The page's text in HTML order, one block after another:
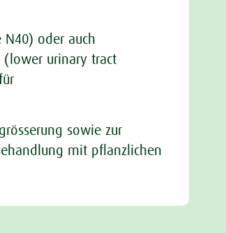
N40) oder auch
(lower urinary tract
sowie zur
mit pflanzlichen